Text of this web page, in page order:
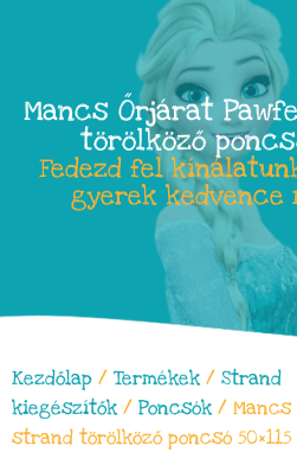
Mancs Őrjárat
törölköző
Fedezd fel
gyerek kedvence
Kezdőlap / Termékek / Strand
kiegészítők / Poncsók / Mancs
strand törölköző poncsó